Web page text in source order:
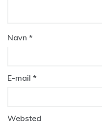
Navn *
E-mail *
Websted